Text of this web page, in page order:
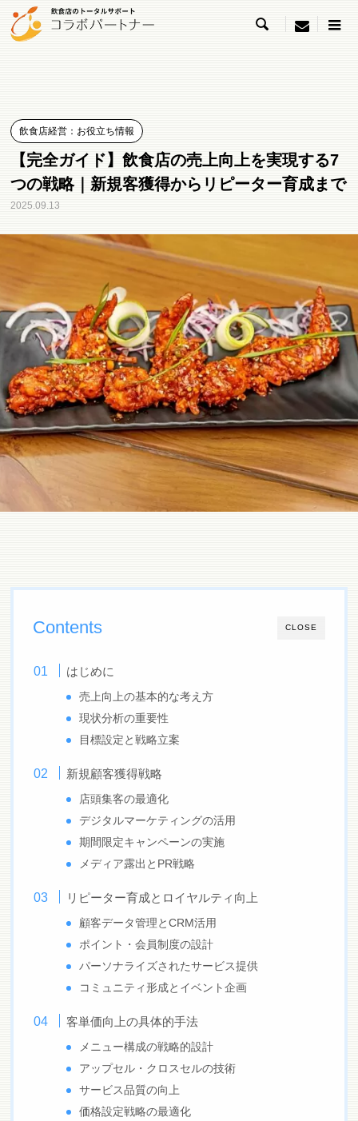
 menu
飲食店経営：お役立ち情報
【完全ガイド】飲食店の売上向上を実現する7
つの戦略｜新規客獲得からリピーター育成まで
2025.09.13
CLOSE
Contents
はじめに
売上向上の基本的な考え方
現状分析の重要性
目標設定と戦略立案
新規顧客獲得戦略
店頭集客の最適化
デジタルマーケティングの活用
期間限定キャンペーンの実施
メディア露出とPR戦略
リピーター育成とロイヤルティ向上
顧客データ管理とCRM活用
ポイント・会員制度の設計
パーソナライズされたサービス提供
コミュニティ形成とイベント企画
客単価向上の具体的手法
メニュー構成の戦略的設計
アップセル・クロスセルの技術
サービス品質の向上
価格設定戦略の最適化